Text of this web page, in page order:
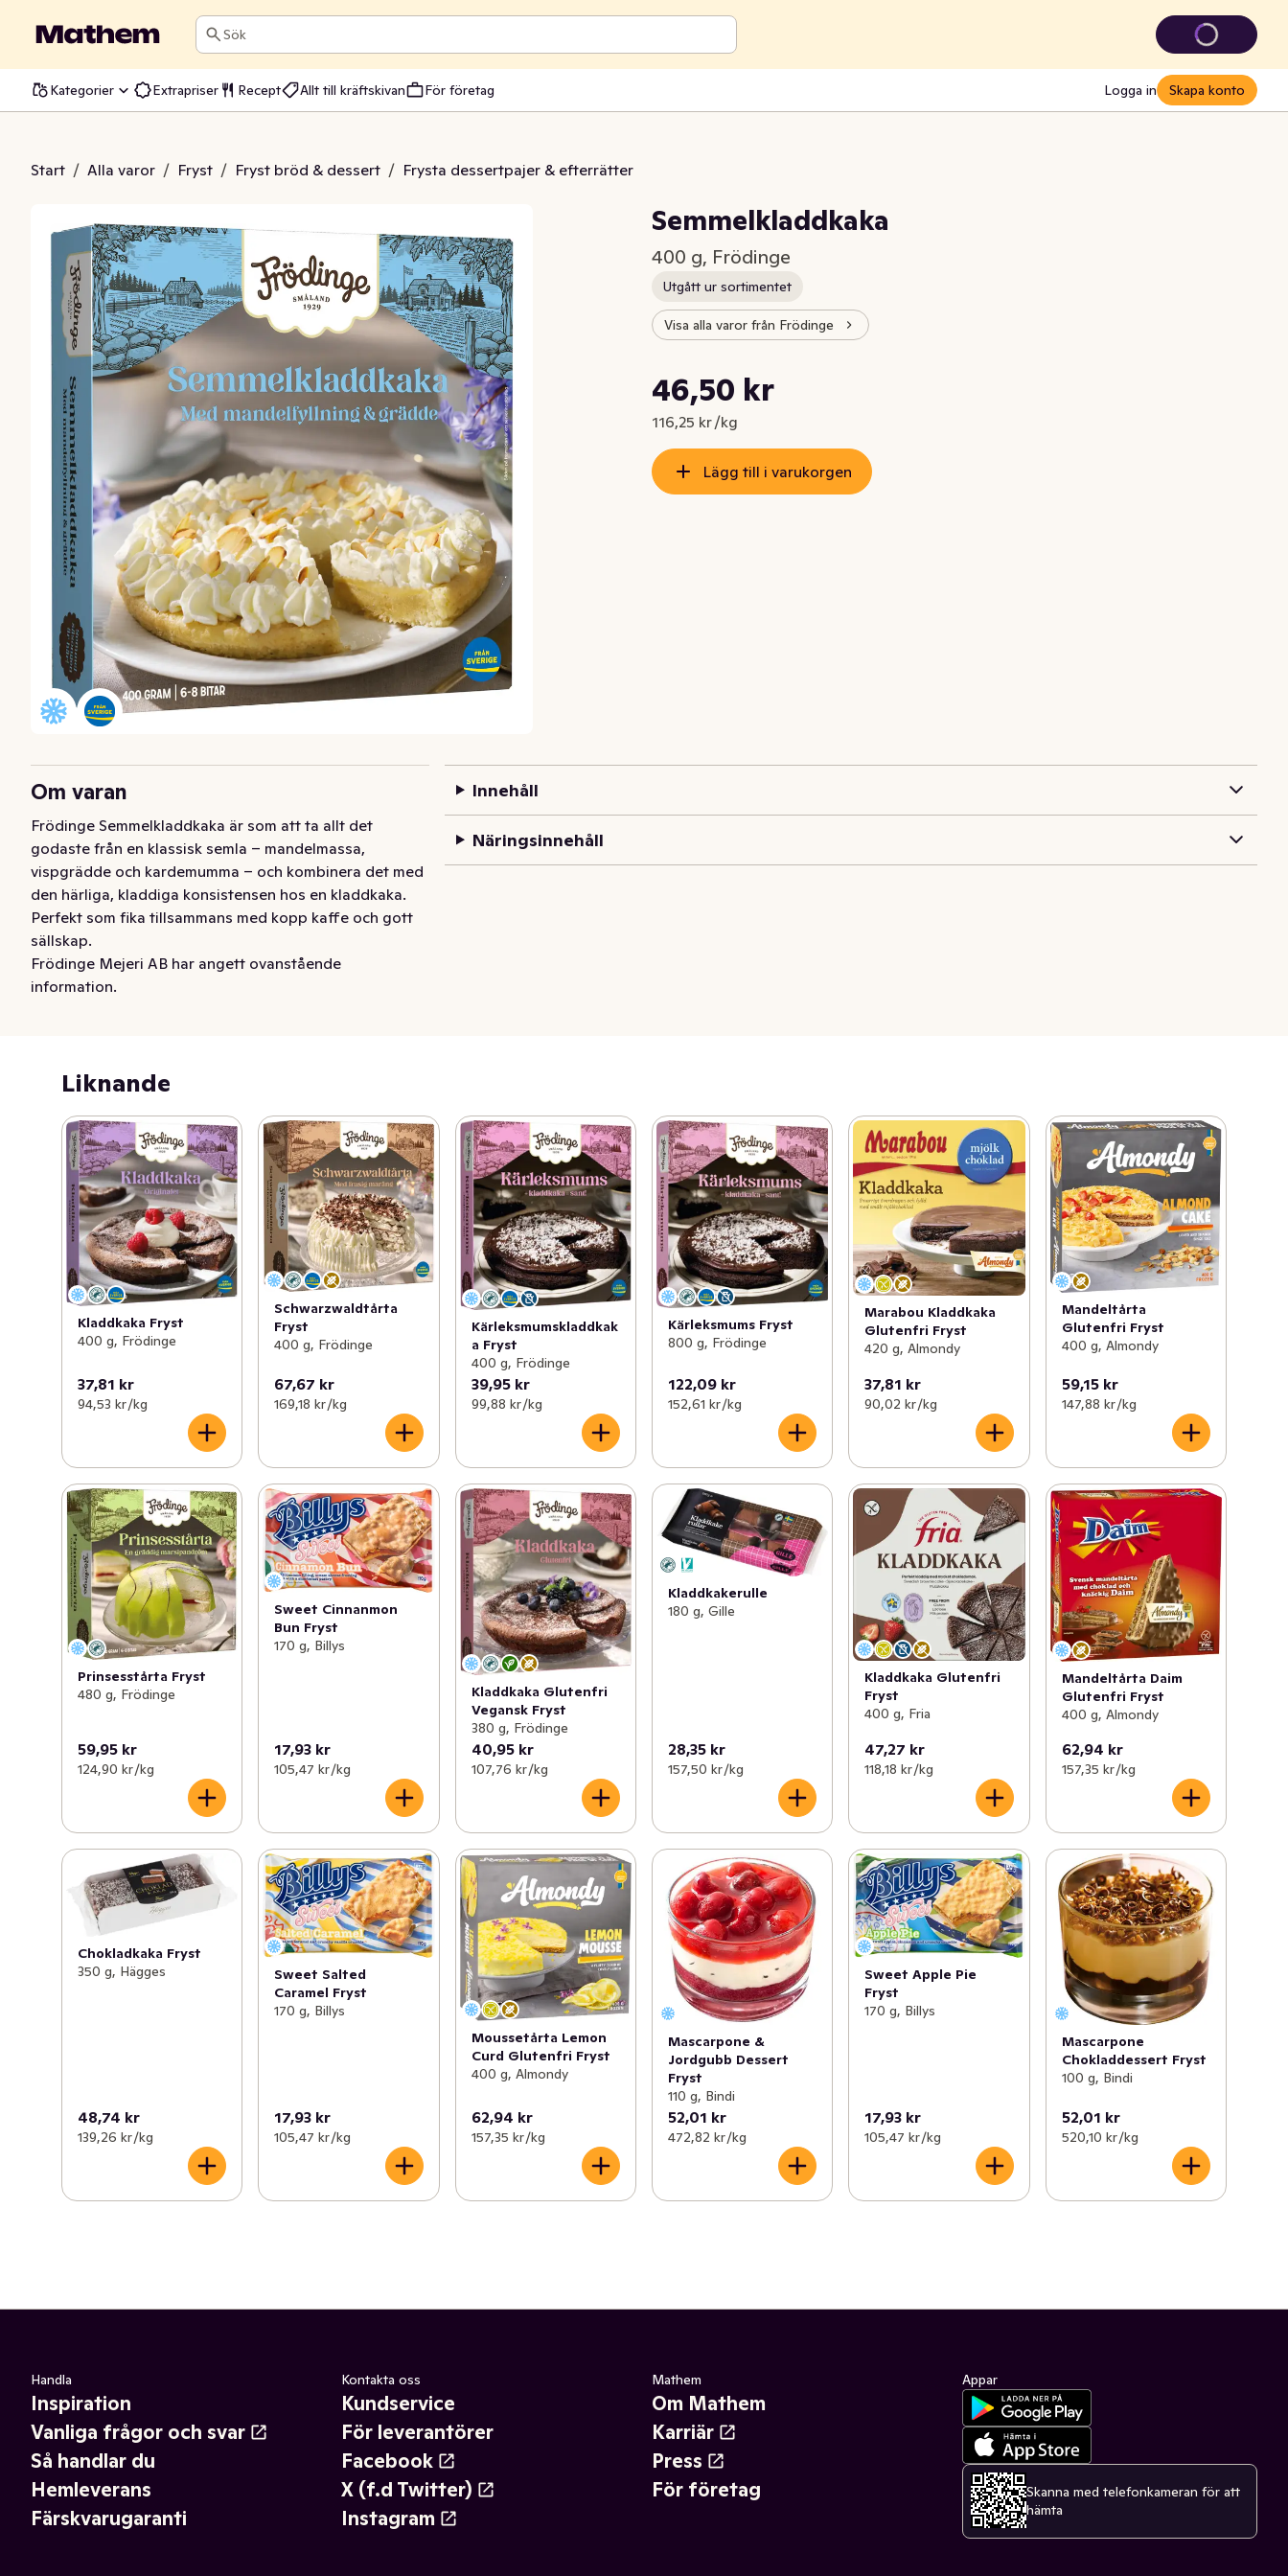
Sök
Kategorier Extrapriser Recept Allt till kräftskivan För företag Logga in Skapa konto
Start / Alla varor / Fryst / Fryst bröd & dessert / Frysta dessertpajer & efterrätter
Semmelkladdkaka
400 g, Frödinge
Utgått ur sortimentet
Visa alla varor från Frödinge
Nuvarande pris är: 46,50 kr
46,50 kr
116,25 kr /kg
Styckpris: 116,25 kr /kg
Lägg till i varukorgen
Om varan
Frödinge Semmelkladdkaka är som att ta allt det
godaste från en klassisk semla – mandelmassa,
vispgrädde och kardemumma – och kombinera det med
den härliga, kladdiga konsistensen hos en kladdkaka.
Perfekt som fika tillsammans med kopp kaffe och gott
sällskap.
Frödinge Mejeri AB har angett ovanstående
information.
Innehåll
Näringsinnehåll
Liknande
Kladdkaka Fryst
400 g, Frödinge
37,81 kr
94,53 kr /kg
Schwarzwaldtårta
Fryst
400 g, Frödinge
67,67 kr
169,18 kr /kg
Kärleksmumskladdkak
a Fryst
400 g, Frödinge
39,95 kr
99,88 kr /kg
Kärleksmums Fryst
800 g, Frödinge
122,09 kr
152,61 kr /kg
Marabou Kladdkaka
Glutenfri Fryst
420 g, Almondy
37,81 kr
90,02 kr /kg
Mandeltårta
Glutenfri Fryst
400 g, Almondy
59,15 kr
147,88 kr /kg
Prinsesstårta Fryst
480 g, Frödinge
59,95 kr
124,90 kr /kg
Sweet Cinnanmon
Bun Fryst
170 g, Billys
17,93 kr
105,47 kr /kg
Kladdkaka Glutenfri
Vegansk Fryst
380 g, Frödinge
40,95 kr
107,76 kr /kg
Kladdkakerulle
180 g, Gille
28,35 kr
157,50 kr /kg
Kladdkaka Glutenfri
Fryst
400 g, Fria
47,27 kr
118,18 kr /kg
Mandeltårta Daim
Glutenfri Fryst
400 g, Almondy
62,94 kr
157,35 kr /kg
Chokladkaka Fryst
350 g, Hägges
48,74 kr
139,26 kr /kg
Sweet Salted
Caramel Fryst
170 g, Billys
17,93 kr
105,47 kr /kg
Moussetårta Lemon
Curd Glutenfri Fryst
400 g, Almondy
62,94 kr
157,35 kr /kg
Mascarpone &
Jordgubb Dessert
Fryst
110 g, Bindi
52,01 kr
472,82 kr /kg
Sweet Apple Pie
Fryst
170 g, Billys
17,93 kr
105,47 kr /kg
Mascarpone
Chokladdessert Fryst
100 g, Bindi
52,01 kr
520,10 kr /kg
Handla
Inspiration
Vanliga frågor och svar
Så handlar du
Hemleverans
Färskvarugaranti
Kontakta oss
Kundservice
För leverantörer
Facebook
X (f.d Twitter)
Instagram
Mathem
Om Mathem
Karriär
Press
För företag
Appar
Skanna med telefonkameran för att
hämta